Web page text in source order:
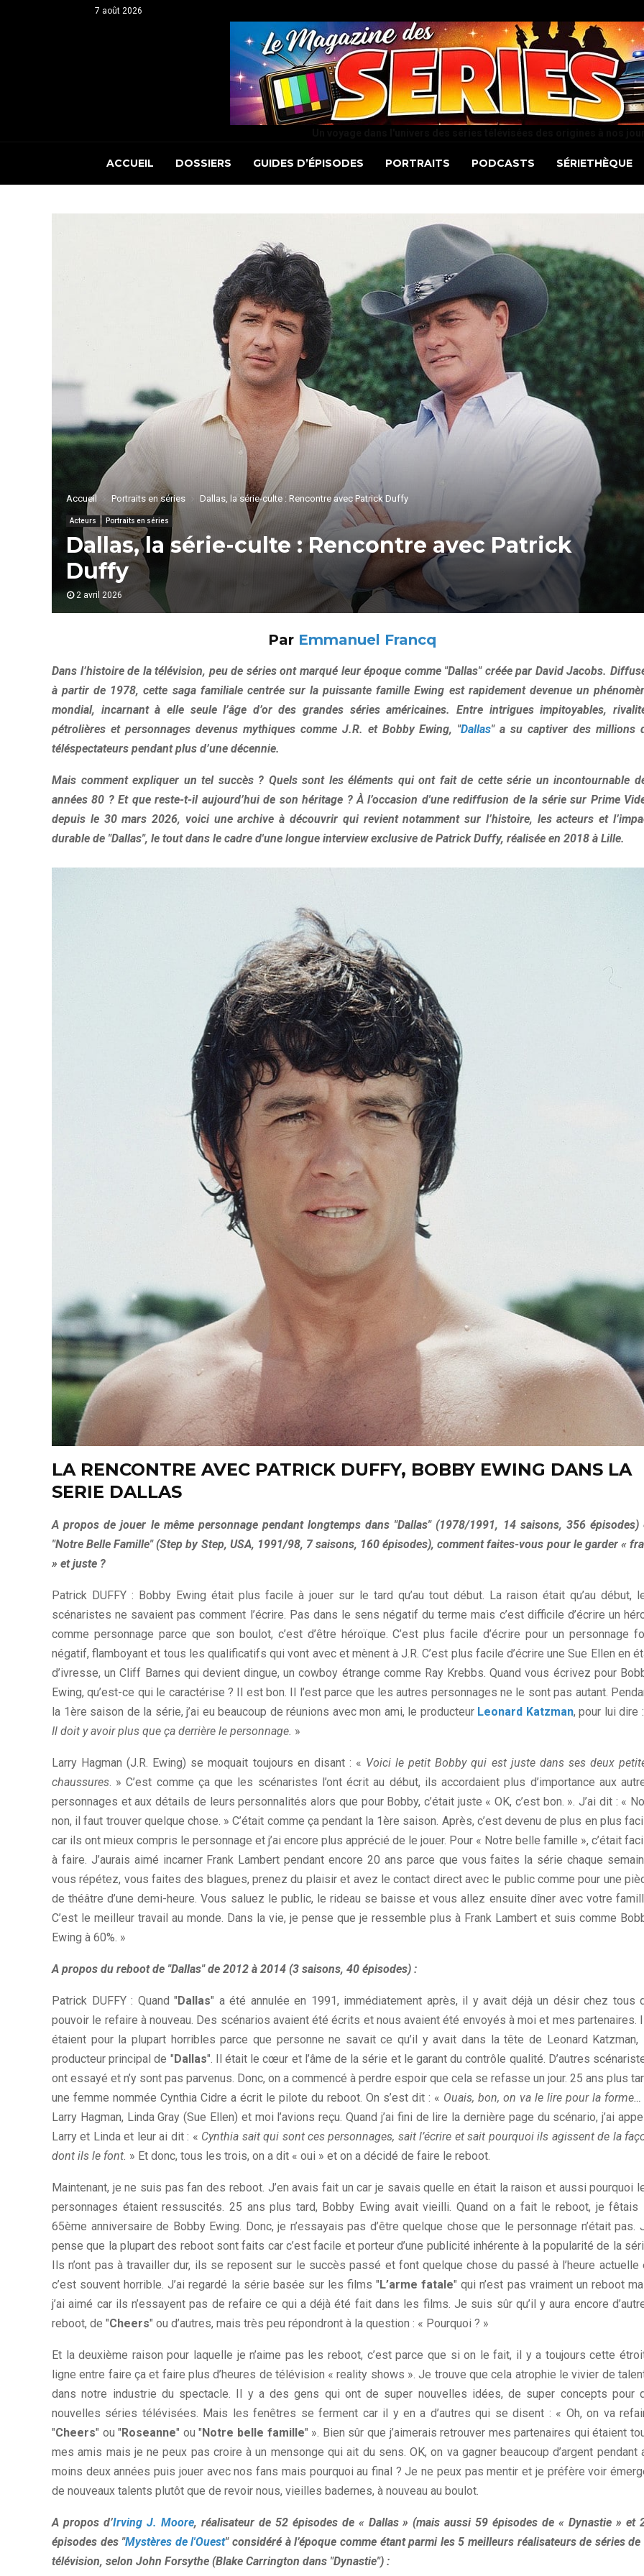
7 août 2026
ACCUEIL DOSSIERS GUIDES D’ÉPISODES PORTRAITS PODCASTS SÉRIETHÈQUE
Accueil Portraits en séries Dallas, la série-culte : Rencontre avec Patrick Duffy
Acteurs Portraits en séries
Dallas, la série-culte : Rencontre avec Patrick
Duffy
2 avril 2026
Par Emmanuel Francq
Dans l’histoire de la télévision, peu de séries ont marqué leur époque comme "Dallas" créée par David Jacobs.
à partir de 1978, cette saga familiale centrée sur la puissante famille Ewing est rapidement devenue un
mondial, incarnant à elle seule l’âge d’or des grandes séries américaines. Entre intrigues impitoyables,
pétrolières et personnages devenus mythiques comme J.R. et Bobby Ewing, "Dallas" a su captiver des millions
téléspectateurs pendant plus d’une décennie.
Mais comment expliquer un tel succès ? Quels sont les éléments qui ont fait de cette série un incontournable
années 80 ? Et que reste-t-il aujourd’hui de son héritage ? À l’occasion d'une rediffusion de la série sur Prime
depuis le 30 mars 2026, voici une archive à découvrir qui revient notamment sur l’histoire, les acteurs et
durable de "Dallas", le tout dans le cadre d'une longue interview exclusive de Patrick Duffy, réalisée en 2018 à Lille.
LA RENCONTRE AVEC PATRICK DUFFY, BOBBY EWING DANS LA
SERIE DALLAS
A propos de jouer le même personnage pendant longtemps dans "Dallas" (1978/1991, 14 saisons, 356 épisodes)
"Notre Belle Famille" (Step by Step, USA, 1991/98, 7 saisons, 160 épisodes), comment faites-vous pour le garder «
» et juste ?
Patrick DUFFY : Bobby Ewing était plus facile à jouer sur le tard qu’au tout début. La raison était qu’au début,
scénaristes ne savaient pas comment l’écrire. Pas dans le sens négatif du terme mais c’est difficile d’écrire un
comme personnage parce que son boulot, c’est d’être héroïque. C’est plus facile d’écrire pour un personnage
négatif, flamboyant et tous les qualificatifs qui vont avec et mènent à J.R. C’est plus facile d’écrire une Sue Ellen en
d’ivresse, un Cliff Barnes qui devient dingue, un cowboy étrange comme Ray Krebbs. Quand vous écrivez pour
Ewing, qu’est-ce qui le caractérise ? Il est bon. Il l’est parce que les autres personnages ne le sont pas autant.
la 1ère saison de la série, j’ai eu beaucoup de réunions avec mon ami, le producteur Leonard Katzman, pour lui dire
Il doit y avoir plus que ça derrière le personnage. »
Larry Hagman (J.R. Ewing) se moquait toujours en disant : « Voici le petit Bobby qui est juste dans ses deux
chaussures . » C’est comme ça que les scénaristes l’ont écrit au début, ils accordaient plus d’importance aux
personnages et aux détails de leurs personnalités alors que pour Bobby, c’était juste « OK, c’est bon. ». J’ai dit : «
non, il faut trouver quelque chose. » C’était comme ça pendant la 1ère saison. Après, c’est devenu de plus en plus
car ils ont mieux compris le personnage et j’ai encore plus apprécié de le jouer. Pour « Notre belle famille », c’était
à faire. J’aurais aimé incarner Frank Lambert pendant encore 20 ans parce que vous faites la série chaque
vous répétez, vous faites des blagues, prenez du plaisir et avez le contact direct avec le public comme pour une
de théâtre d’une demi-heure. Vous saluez le public, le rideau se baisse et vous allez ensuite dîner avec votre
C’est le meilleur travail au monde. Dans la vie, je pense que je ressemble plus à Frank Lambert et suis comme
Ewing à 60%. »
A propos du reboot de "Dallas" de 2012 à 2014 (3 saisons, 40 épisodes) :
Patrick DUFFY : Quand "Dallas" a été annulée en 1991, immédiatement après, il y avait déjà un désir chez tous
pouvoir le refaire à nouveau. Des scénarios avaient été écrits et nous avaient été envoyés à moi et mes partenaires.
étaient pour la plupart horribles parce que personne ne savait ce qu’il y avait dans la tête de Leonard Katzman,
producteur principal de "Dallas". Il était le cœur et l’âme de la série et le garant du contrôle qualité. D’autres
ont essayé et n’y sont pas parvenus. Donc, on a commencé à perdre espoir que cela se refasse un jour. 25 ans plus
une femme nommée Cynthia Cidre a écrit le pilote du reboot. On s’est dit : « Ouais, bon, on va le lire pour la forme…
Larry Hagman, Linda Gray (Sue Ellen) et moi l’avions reçu. Quand j’ai fini de lire la dernière page du scénario, j’ai
Larry et Linda et leur ai dit : « Cynthia sait qui sont ces personnages, sait l’écrire et sait pourquoi ils agissent de la
dont ils le font. » Et donc, tous les trois, on a dit « oui » et on a décidé de faire le reboot.
Maintenant, je ne suis pas fan des reboot. J’en avais fait un car je savais quelle en était la raison et aussi pourquoi
personnages étaient ressuscités. 25 ans plus tard, Bobby Ewing avait vieilli. Quand on a fait le reboot, je fêtais
65ème anniversaire de Bobby Ewing. Donc, je n’essayais pas d’être quelque chose que le personnage n’était pas.
pense que la plupart des reboot sont faits car c’est facile et porteur d’une publicité inhérente à la popularité de la
Ils n’ont pas à travailler dur, ils se reposent sur le succès passé et font quelque chose du passé à l’heure actuelle
c’est souvent horrible. J’ai regardé la série basée sur les films "L’arme fatale" qui n’est pas vraiment un reboot
j’ai aimé car ils n’essayent pas de refaire ce qui a déjà été fait dans les films. Je suis sûr qu’il y aura encore
reboot, de "Cheers" ou d’autres, mais très peu répondront à la question : « Pourquoi ? »
Et la deuxième raison pour laquelle je n’aime pas les reboot, c’est parce que si on le fait, il y a toujours cette
ligne entre faire ça et faire plus d’heures de télévision « reality shows ». Je trouve que cela atrophie le vivier de
dans notre industrie du spectacle. Il y a des gens qui ont de super nouvelles idées, de super concepts pour
nouvelles séries télévisées. Mais les fenêtres se ferment car il y en a d’autres qui se disent : « Oh, on va
"Cheers" ou "Roseanne" ou "Notre belle famille" ». Bien sûr que j’aimerais retrouver mes partenaires qui étaient
mes amis mais je ne peux pas croire à un mensonge qui ait du sens. OK, on va gagner beaucoup d’argent pendant
moins deux années puis jouer avec nos fans mais pourquoi au final ? Je ne peux pas mentir et je préfère voir
de nouveaux talents plutôt que de revoir nous, vieilles badernes, à nouveau au boulot.
A propos d’Irving J. Moore, réalisateur de 52 épisodes de « Dallas » (mais aussi 59 épisodes de « Dynastie » et
épisodes des"Mystères de l'Ouest"considéré à l’époque comme étant parmi les 5 meilleurs réalisateurs de séries de
télévision, selon John Forsythe (Blake Carrington dans "Dynastie") :